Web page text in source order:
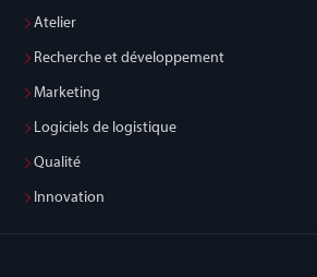
Atelier
Recherche et développement
Marketing
Logiciels de logistique
Qualité
Innovation